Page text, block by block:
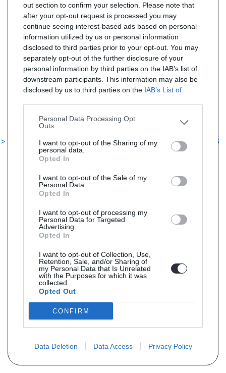
out section to confirm your selection. Please note that
after your opt-out request is processed you may
continue seeing interest-based ads based on personal
information utilized by us or personal information
disclosed to third parties prior to your opt-out. You may
separately opt-out of the further disclosure of your
personal information by third parties on the IAB’s list of
downstream participants. This information may also be
disclosed by us to third parties on the IAB’s List of
Personal Data Processing Opt
Outs
I want to opt-out of the Sharing of my
personal data.
Opted In
I want to opt-out of the Sale of my
Personal Data.
Opted In
I want to opt-out of processing my
Personal Data for Targeted
Advertising.
Opted In
I want to opt-out of Collection, Use,
Retention, Sale, and/or Sharing of
my Personal Data that Is Unrelated
with the Purposes for which it was
collected.
Opted Out
CONFIRM
Data Deletion Data Access Privacy Policy
Silencieux arriere pour MERCEDES 308D 2.3 D 3350MM 79cv
de 01/1989 à 12/1991
PRIX : 81 € TTC
> Tous les silencieux diesel pour mercedes 308d 2.3